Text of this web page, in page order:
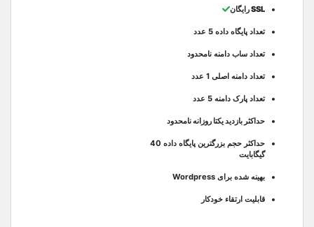
SSL رایگان
تعداد پایگاه داده 5 عدد
تعداد ساب دامنه نامحدود
تعداد دامنه اصلی 1 عدد
تعداد پارک دامنه 5 عدد
حداکثر بازدید یکتا روزانه نامحدود
حداکثر حجم بزرگترین پایگاه داده 40
گیگابایت
بهینه شده برای Wordpress
قابلیت ارتقاء خودکار